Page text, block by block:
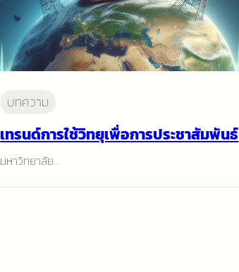
บทความ
เทรนด์การใช้วิทยุเพื่อการประชาสัมพันธ์
มหาวิทยาลัย…